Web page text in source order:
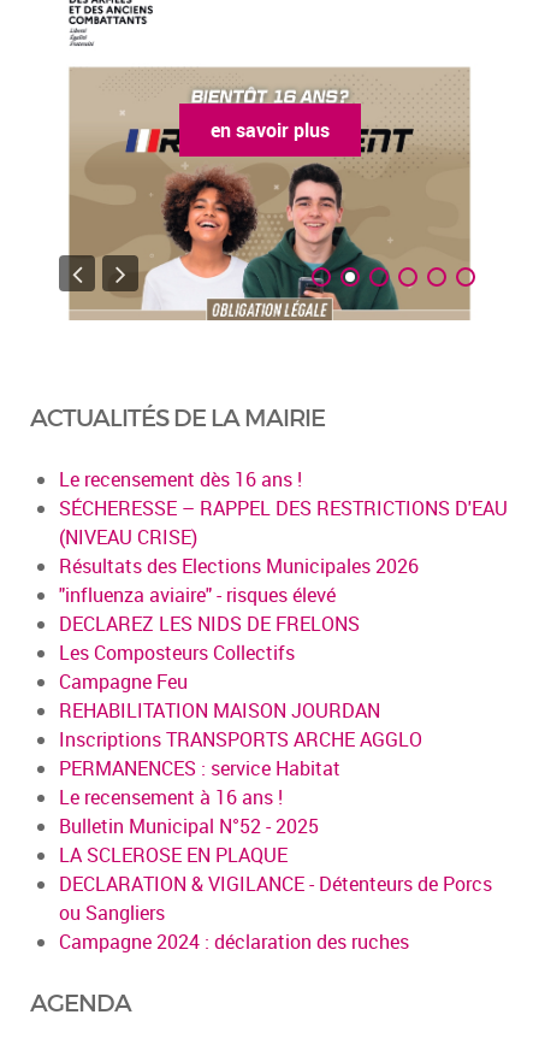
en savoir plus
ACTUALITÉS DE LA MAIRIE
Le recensement dès 16 ans !
SÉCHERESSE – RAPPEL DES RESTRICTIONS D'EAU
(NIVEAU CRISE)
Résultats des Elections Municipales 2026
"influenza aviaire" - risques élevé
DECLAREZ LES NIDS DE FRELONS
Les Composteurs Collectifs
Campagne Feu
REHABILITATION MAISON JOURDAN
Inscriptions TRANSPORTS ARCHE AGGLO
PERMANENCES : service Habitat
Le recensement à 16 ans !
Bulletin Municipal N°52 - 2025
LA SCLEROSE EN PLAQUE
DECLARATION & VIGILANCE - Détenteurs de Porcs
ou Sangliers
Campagne 2024 : déclaration des ruches
AGENDA